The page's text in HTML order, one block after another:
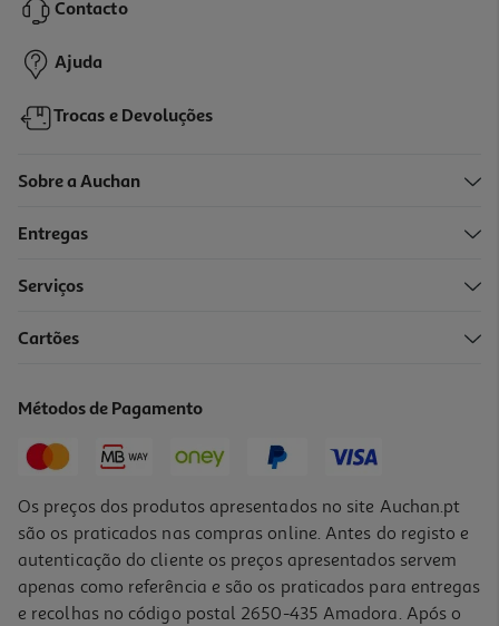
Contacto
Ajuda
Trocas e Devoluções
Sobre a Auchan
Entregas
Serviços
Cartões
Métodos de Pagamento
Os preços dos produtos apresentados no site Auchan.pt
são os praticados nas compras online. Antes do registo e
autenticação do cliente os preços apresentados servem
apenas como referência e são os praticados para entregas
e recolhas no código postal 2650-435 Amadora. Após o